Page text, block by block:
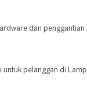
dan penggantian
untuk pelanggan di